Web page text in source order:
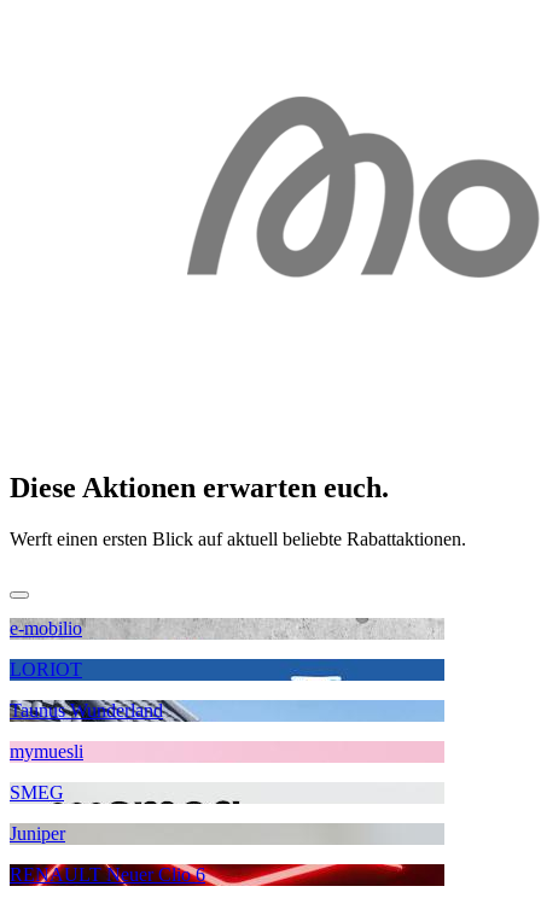
Diese Aktionen erwarten euch.
Werft einen ersten Blick auf aktuell beliebte Rabattaktionen.
e-mobilio
LORIOT
Taunus Wunderland
mymuesli
SMEG
Juniper
RENAULT Neuer Clio 6